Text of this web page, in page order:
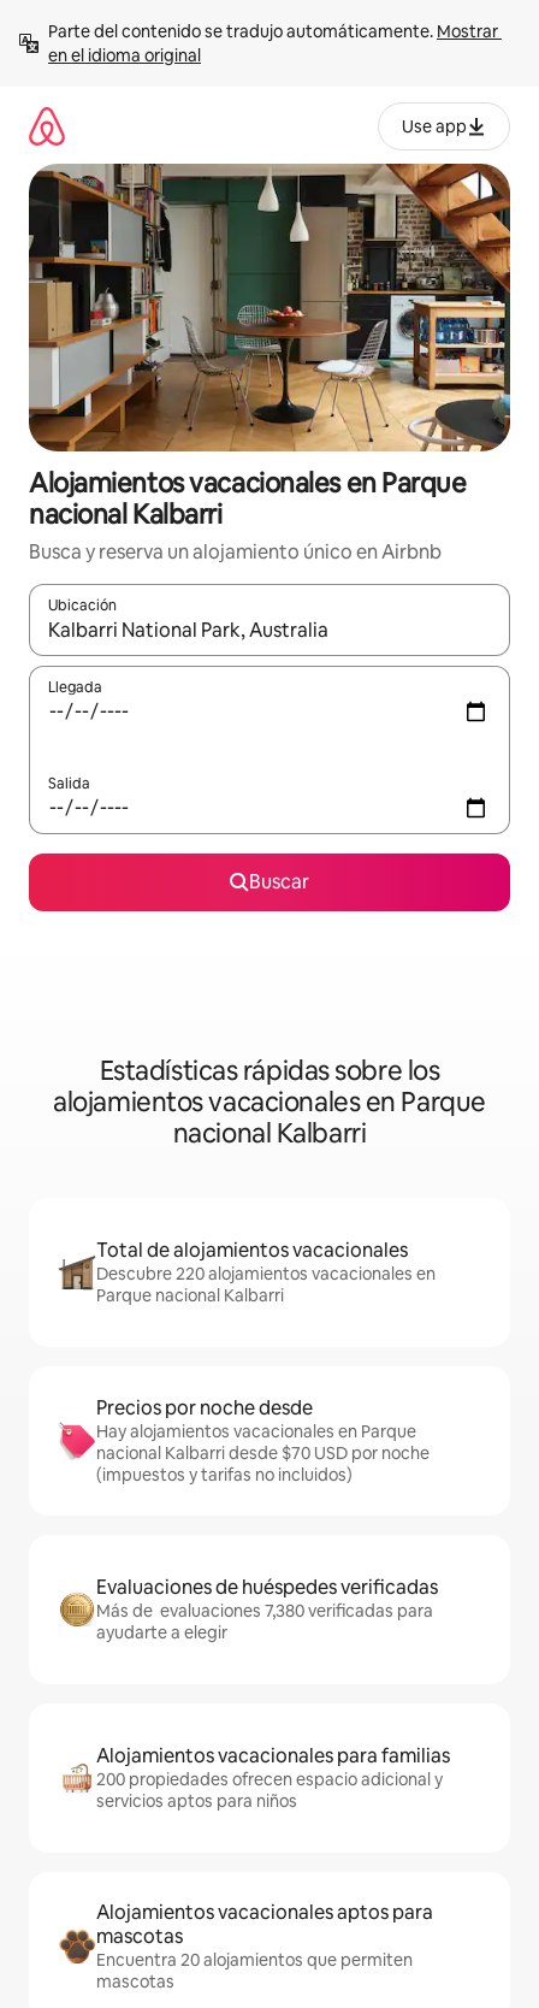
contenido
Parte del contenido se tradujo automáticamente. Mostrar
en el idioma original
Use app
Alojamientos vacacionales en Parque
nacional Kalbarri
Busca y reserva un alojamiento único en Airbnb
Ubicación
Cuando los resultados estén disponibles, podrás navegar
Llegada
Salida
Buscar
Estadísticas rápidas sobre los
alojamientos vacacionales en Parque
nacional Kalbarri
Total de alojamientos vacacionales
Descubre 220 alojamientos vacacionales en
Parque nacional Kalbarri
Precios por noche desde
Hay alojamientos vacacionales en Parque
nacional Kalbarri desde $70 USD por noche
(impuestos y tarifas no incluidos)
Evaluaciones de huéspedes verificadas
Más de evaluaciones 7,380 verificadas para
ayudarte a elegir
Alojamientos vacacionales para familias
200 propiedades ofrecen espacio adicional y
servicios aptos para niños
Alojamientos vacacionales aptos para
mascotas
Encuentra 20 alojamientos que permiten
mascotas